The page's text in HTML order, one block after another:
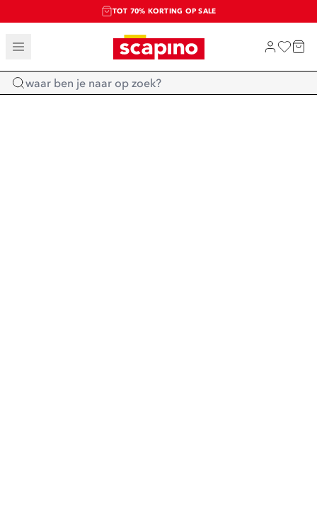
TOT 70% KORTING OP SALE
SALE: LAATSTE KANS!
SHOP NIEUW
Home